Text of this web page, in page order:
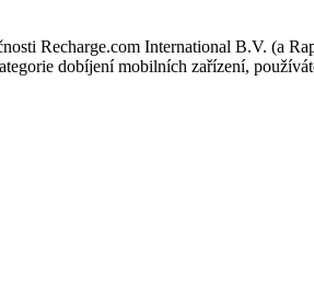
Recharge.com International B.V. (a
dobíjení mobilních zařízení,